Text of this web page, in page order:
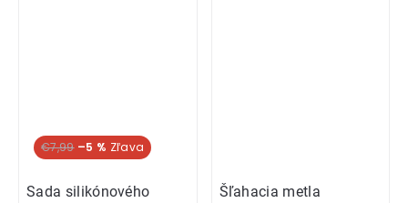
€7,99 –5 %
Sada silikónového
Šľahacia metla